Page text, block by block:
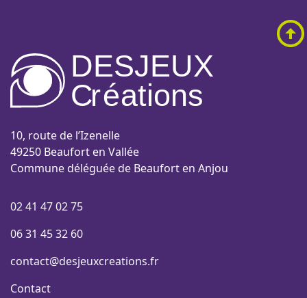
DESJEUX
Créations
10, route de l’Izenelle
49250 Beaufort en Vallée
Commune déléguée de Beaufort en Anjou
02 41 47 02 75
06 31 45 32 60
contact@desjeuxcreations.fr
Contact